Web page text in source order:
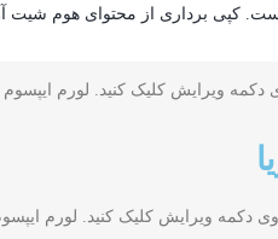
کپی برداری از محتوای هوم شیت
دکمه ویرایش کلیک کنید. لورم
دکمه ویرایش کلیک کنید. لورم